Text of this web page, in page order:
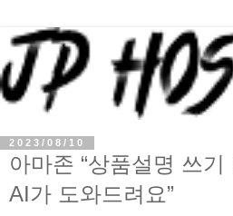
2023/08/10
아마존 “상품설명 쓰
AI가 도와드려요”